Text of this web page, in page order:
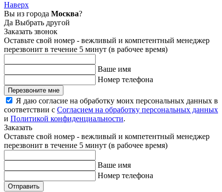
Наверх
Вы из города Москва?
Да Выбрать другой
Заказать звонок
Оставьте свой номер - вежливый и компетентный менеджер
перезвонит в течение 5 минут (в рабочее время)
Ваше имя
Номер телефона
Перезвоните мне
Я даю согласие на обработку моих персональных данных в
соответствии с Согласием на обработку персональных данных
и Политикой конфиденциальности.
Заказать
Оставьте свой номер - вежливый и компетентный менеджер
перезвонит в течение 5 минут (в рабочее время)
Ваше имя
Номер телефона
Отправить